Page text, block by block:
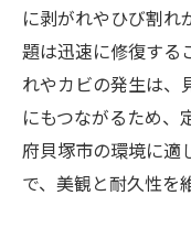
に剥がれやひび割れ
題は迅速に修復する
れやカビの発生は、
にもつながるため、
府貝塚市の環境に適
で、美観と耐久性を